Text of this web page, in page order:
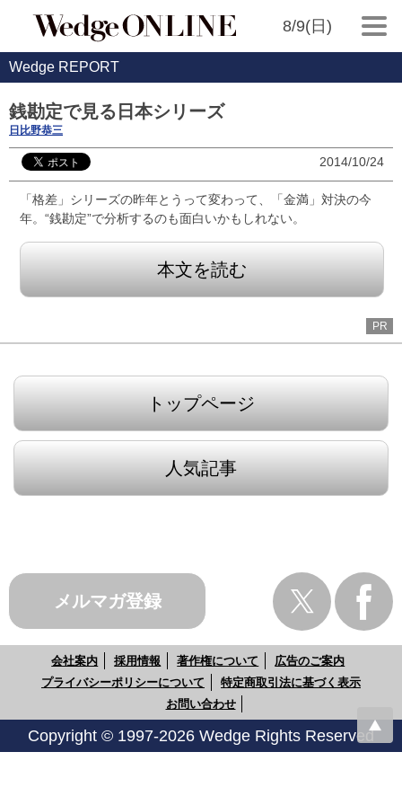
8/9(日)
Wedge REPORT
銭勘定で見る日本シリーズ
日比野恭三
2014/10/24
「格差」シリーズの昨年とうって変わって、「金満」対決の今
年。“銭勘定”で分析するのも面白いかもしれない。
本文を読む
PR
トップページ
人気記事
メルマガ登録
会社案内 採用情報 著作権について
広告のご案内
プライバシーポリシーについて
特定商取引法に基づく表示
お問い合わせ
Copyright © 1997-2026 Wedge Rights Reserved